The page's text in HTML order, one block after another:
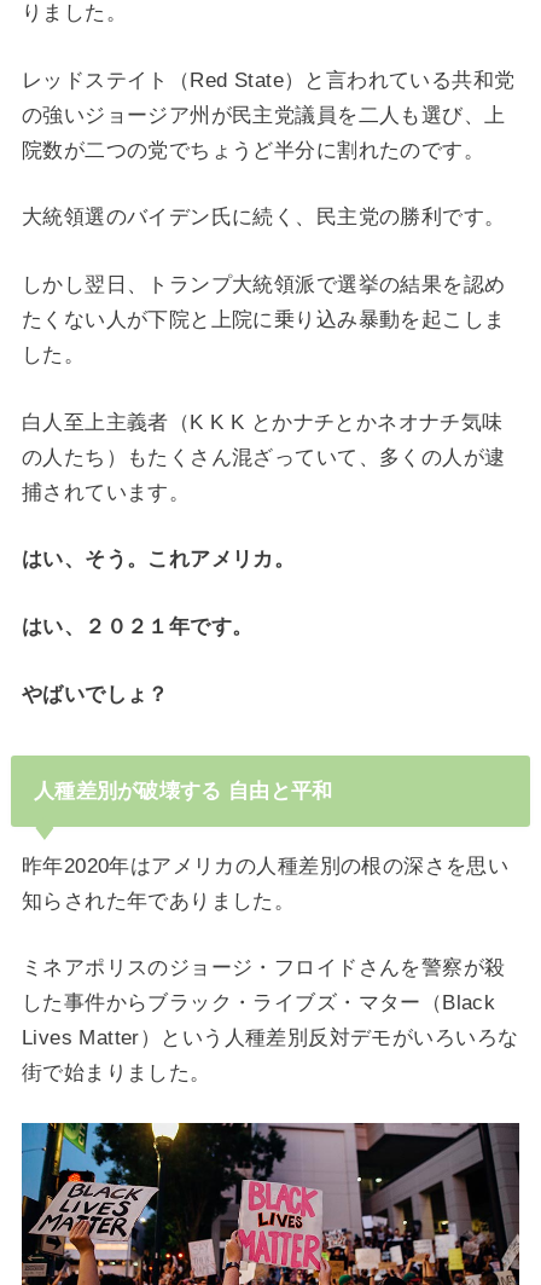
りました。
レッドステイト（Red State）と言われている共和党
の強いジョージア州が民主党議員を二人も選び、上
院数が二つの党でちょうど半分に割れたのです。
大統領選のバイデン氏に続く、民主党の勝利です。
しかし翌日、トランプ大統領派で選挙の結果を認め
たくない人が下院と上院に乗り込み暴動を起こしま
した。
白人至上主義者（K K K とかナチとかネオナチ気味
の人たち）もたくさん混ざっていて、多くの人が逮
捕されています。
はい、そう。これアメリカ。
はい、２０２１年です。
やばいでしょ？
人種差別が破壊する 自由と平和
昨年2020年はアメリカの人種差別の根の深さを思い
知らされた年でありました。
ミネアポリスのジョージ・フロイドさんを警察が殺
した事件からブラック・ライブズ・マター（Black
Lives Matter）という人種差別反対デモがいろいろな
街で始まりました。